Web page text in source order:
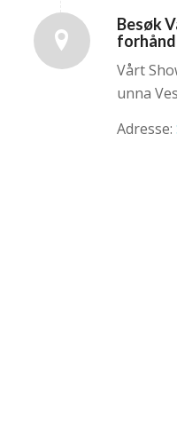
Besøk
Vårt
unna
Adresse: